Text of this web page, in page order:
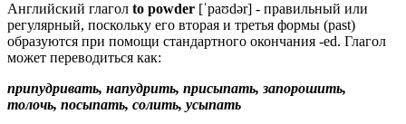
Английский глагол to powder [ˈpaʊdər] - правильный или
регулярный, поскольку его вторая и третья формы (past)
образуются при помощи стандартного окончания -ed. Глагол
может переводиться как:
припудривать, напудрить, присыпать, запорошить,
толочь, посыпать, солить, усыпать